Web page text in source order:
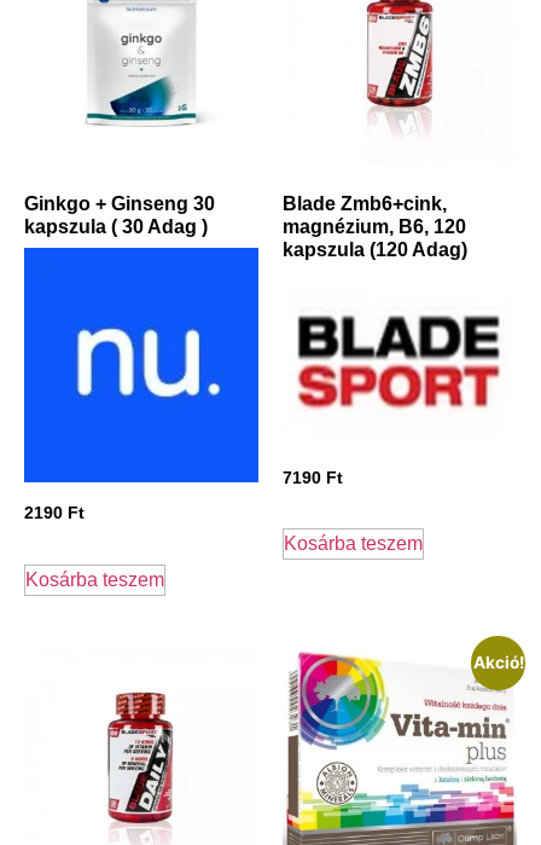
Ginkgo + Ginseng 30
kapszula ( 30 Adag )
2190 Ft
Kosárba teszem
Blade Zmb6+cink,
magnézium, B6, 120
kapszula (120 Adag)
7190 Ft
Kosárba teszem
Akció!